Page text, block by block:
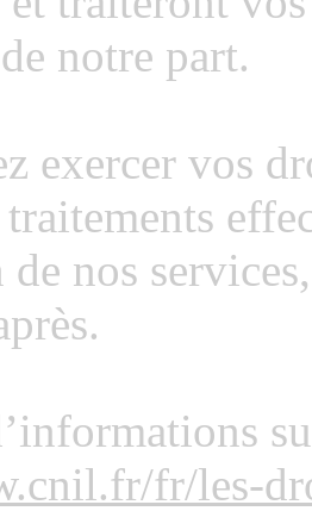
notre part.
exercer vos
nos
fr/les-